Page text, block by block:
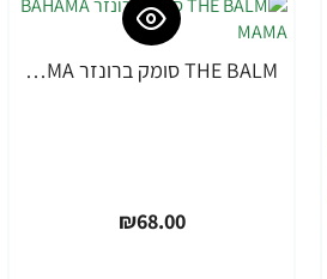
THE BALM סומק ברונזר BAHAMA MAMA
₪68.00